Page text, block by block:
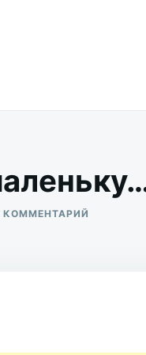
КОММЕНТАРИЙ